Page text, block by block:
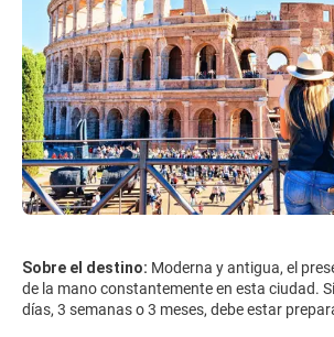
Sobre el destino: Moderna y antigua, el
de la mano constantemente en esta ciudad.
días, 3 semanas o 3 meses, debe estar